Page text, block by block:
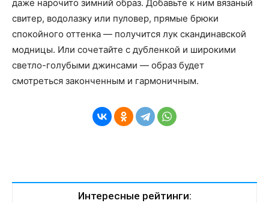
даже нарочито зимний образ. Добавьте к ним вязаный
свитер, водолазку или пуловер, прямые брюки
спокойного оттенка — получится лук скандинавской
модницы. Или сочетайте с дубленкой и широкими
светло-голубыми джинсами — образ будет
смотреться законченным и гармоничным.
Интересные рейтинги: